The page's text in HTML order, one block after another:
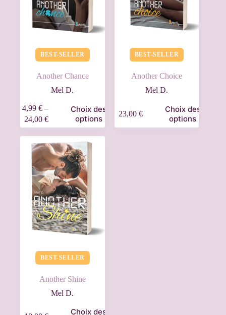
BEST-SELLER
Another Chance
Mel D.
4,99 €–
24,00 €
Choix des
options
BEST-SELLER
Another Choice
Mel D.
23,00 €
Choix des
options
BEST-SELLER
Another Shine
Mel D.
Choix des